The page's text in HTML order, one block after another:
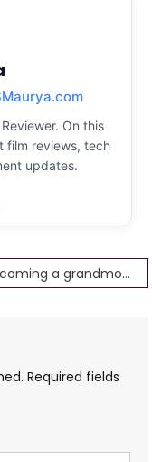
On this
film reviews, tech
updates.
Becoming a grandmother in The Kapil Sharma Show was expensive, now Ali Asghar wept bitterly
Required fields